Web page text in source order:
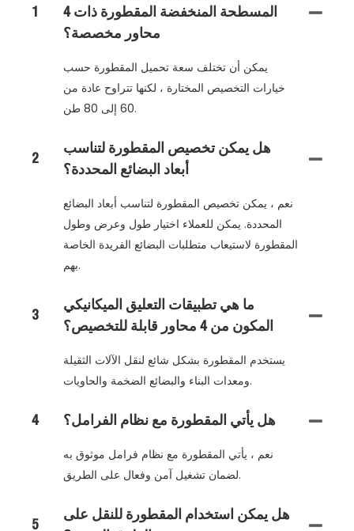
1
المسطحة المنخفضة المقطورة ذات 4
محاور مخصصة؟
يمكن أن تختلف سعة تحميل المقطورة حسب
خيارات التخصيص المختارة ، لكنها تتراوح عادة من
60 إلى 80 طن.
2
هل يمكن تخصيص المقطورة لتناسب
أبعاد البضائع المحددة؟
نعم ، يمكن تخصيص المقطورة لتناسب أبعاد البضائع
المحددة. يمكن للعملاء اختيار طول وعرض وطول
المقطورة لاستيعاب متطلبات البضائع الفريدة الخاصة
بهم.
3
ما هي تطبيقات التعليق الميكانيكي
المكون من 4 محاور قابلة للتخصيص؟
يستخدم المقطورة بشكل شائع لنقل الآلات الثقيلة
ومعدات البناء والبضائع الضخمة والحاويات.
4 هل يأتي المقطورة مع نظام الفرامل؟
نعم ، يأتي المقطورة مع نظام فرامل موثوق به
لضمان تشغيل آمن وفعال على الطريق.
5
هل يمكن استخدام المقطورة للنقل على